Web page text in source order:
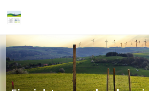
Home
Login
Language